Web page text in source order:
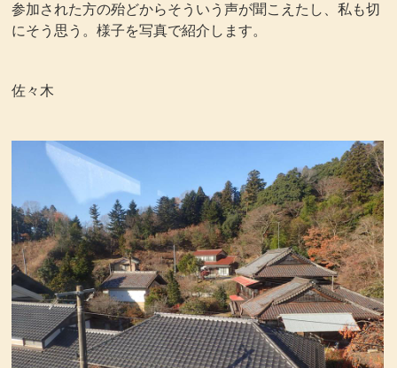
参加された方の殆どからそういう声が聞こえたし、私も切
にそう思う。様子を写真で紹介します。
佐々木